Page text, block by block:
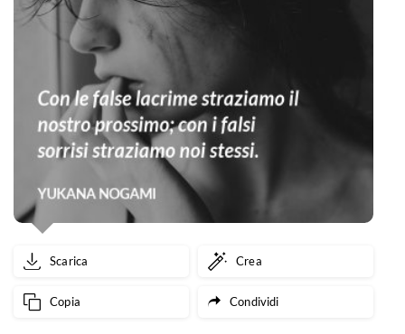
Scarica Crea
Copia Condividi